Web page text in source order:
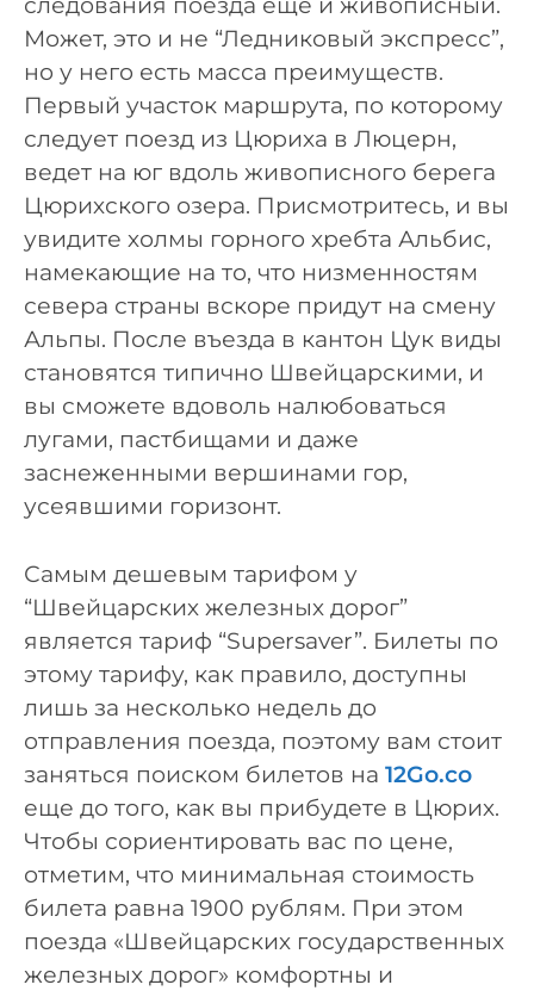
следования поезда еще и живописный.
Может, это и не “Ледниковый экспресс”,
но у него есть масса преимуществ.
Первый участок маршрута, по которому
следует поезд из Цюриха в Люцерн,
ведет на юг вдоль живописного берега
Цюрихского озера. Присмотритесь, и вы
увидите холмы горного хребта Альбис,
намекающие на то, что низменностям
севера страны вскоре придут на смену
Альпы. После въезда в кантон Цук виды
становятся типично Швейцарскими, и
вы сможете вдоволь налюбоваться
лугами, пастбищами и даже
заснеженными вершинами гор,
усеявшими горизонт.
Самым дешевым тарифом у
“Швейцарских железных дорог”
является тариф “Supersaver”. Билеты по
этому тарифу, как правило, доступны
лишь за несколько недель до
отправления поезда, поэтому вам стоит
заняться поиском билетов на 12Go.co
еще до того, как вы прибудете в Цюрих.
Чтобы сориентировать вас по цене,
отметим, что минимальная стоимость
билета равна 1900 рублям. При этом
поезда «Швейцарских государственных
железных дорог» комфортны и